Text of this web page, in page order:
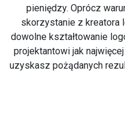
pieniędzy. Oprócz
skorzystanie z kreatora
dowolne kształtowanie
projektantowi jak
uzyskasz pożądanych